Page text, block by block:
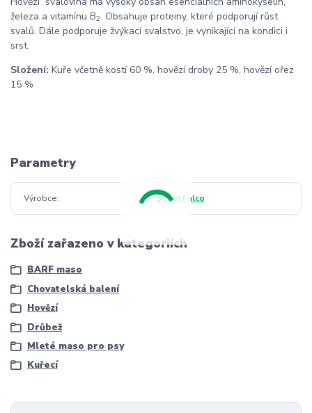
železa a vitamínu B2. Obsahuje proteiny, které podporují růst
svalů. Dále podporuje žvýkací svalstvo, je vynikající na kondici i
srst.
Složení: Kuře včetně kostí 60 %, hovězí droby 25 %, hovězí ořez
15 %
Parametry
Výrobce Sokol Falco
Zboží zařazeno v kategoriích
BARF maso
Chovatelská balení
Hovězí
Drůbež
Mleté maso pro psy
Kuřecí